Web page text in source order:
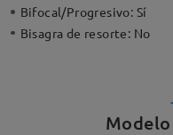
Bifocal/Progresivo: Sí
Bisagra de resorte: No